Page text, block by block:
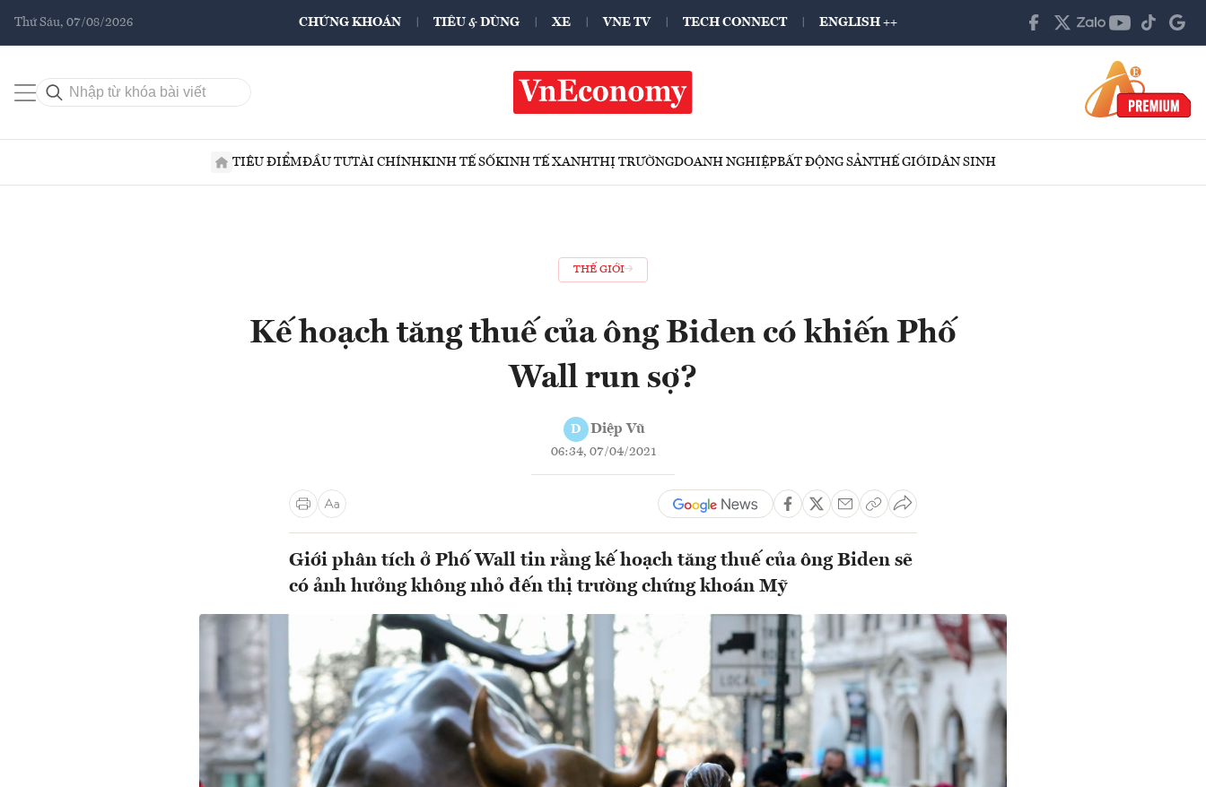
Thứ Sáu, 07/08/2026 CHỨNG KHOÁN TIÊU & DÙNG XE VNE TV TECH CONNECT ENGLISH ++
TIÊU ĐIỂMĐẦU TƯTÀI CHÍNHKINH TẾ SỐKINH TẾ XANHTHỊ TRƯỜNGDOANH NGHIỆPBẤT ĐỘNG SẢNTHẾ GIỚIDÂN SINH
THẾ GIỚI
Kế hoạch tăng thuế của ông Biden có khiến Phố
Wall run sợ?
D Diệp Vũ
06:34, 07/04/2021
Giới phân tích ở Phố Wall tin rằng kế hoạch tăng thuế của ông Biden sẽ
có ảnh hưởng không nhỏ đến thị trường chứng khoán Mỹ